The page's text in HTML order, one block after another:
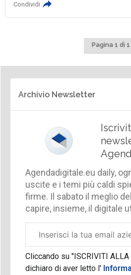
Condividi
Pagina 1 di 1
Archivio Newsletter
Agendadigitale.eu daily,
uscite e i temi più caldi
firme. Il sabato il meglio
capire, insieme, il digitale
aziendale
Cliccando su "ISCRIVITI ALLA
dichiaro di aver letto l'